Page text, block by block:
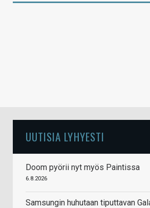
UUTISIA LYHYESTI
Doom pyörii nyt myös Paintissa
6.8.2026
Samsungin huhutaan tiputtavan